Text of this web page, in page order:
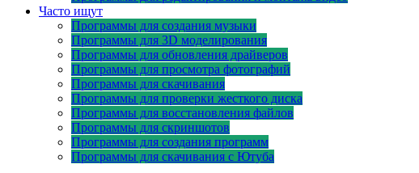
Часто ищут
Программы для создания музыки
Программы для 3D моделирования
Программы для обновления драйверов
Программы для просмотра фотографий
Программы для скачивания
Программы для проверки жесткого диска
Программы для восстановления файлов
Программы для скриншотов
Программы для создания программ
Программы для скачивания с Ютуба